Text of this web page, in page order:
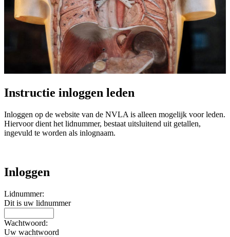
Instructie inloggen leden
Inloggen op de website van de NVLA is alleen mogelijk voor leden.
Hiervoor dient het lidnummer, bestaat uitsluitend uit getallen,
ingevuld te worden als inlognaam.
Inloggen
Lidnummer:
Dit is uw lidnummer
Wachtwoord:
Uw wachtwoord